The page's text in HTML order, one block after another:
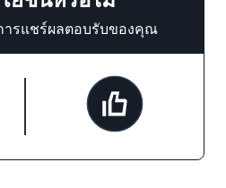
ารแชร์ผลตอบรับของคุณ